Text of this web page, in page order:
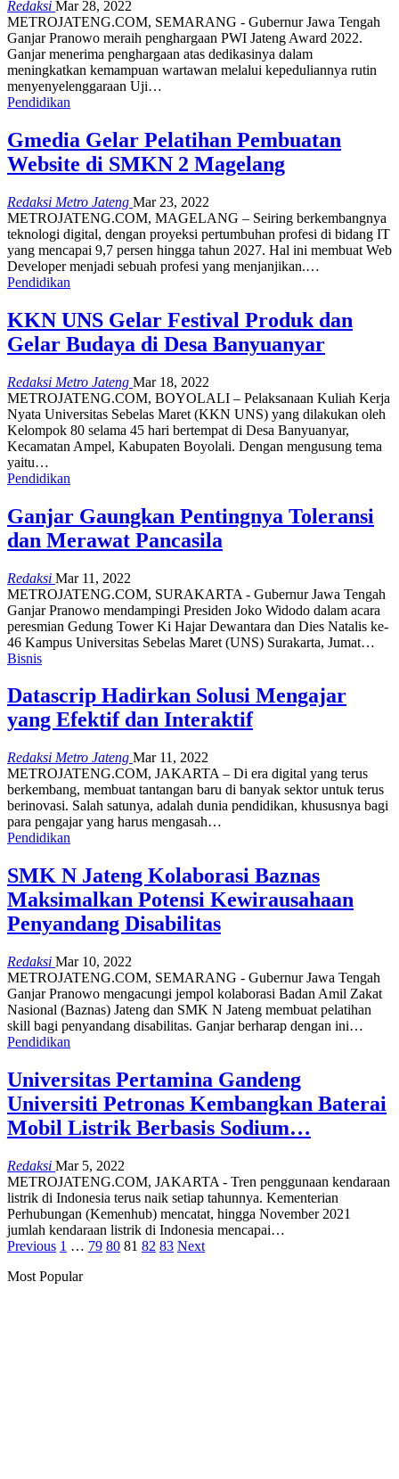
Redaksi Mar 28, 2022
METROJATENG.COM, SEMARANG - Gubernur Jawa Tengah
Ganjar Pranowo meraih penghargaan PWI Jateng Award 2022.
Ganjar menerima penghargaan atas dedikasinya dalam
meningkatkan kemampuan wartawan melalui kepeduliannya rutin
menyenyelenggaraan Uji…
Pendidikan
Gmedia Gelar Pelatihan Pembuatan
Website di SMKN 2 Magelang
Redaksi Metro Jateng Mar 23, 2022
METROJATENG.COM, MAGELANG – Seiring berkembangnya
teknologi digital, dengan proyeksi pertumbuhan profesi di bidang IT
yang mencapai 9,7 persen hingga tahun 2027. Hal ini membuat Web
Developer menjadi sebuah profesi yang menjanjikan.…
Pendidikan
KKN UNS Gelar Festival Produk dan
Gelar Budaya di Desa Banyuanyar
Redaksi Metro Jateng Mar 18, 2022
METROJATENG.COM, BOYOLALI – Pelaksanaan Kuliah Kerja
Nyata Universitas Sebelas Maret (KKN UNS) yang dilakukan oleh
Kelompok 80 selama 45 hari bertempat di Desa Banyuanyar,
Kecamatan Ampel, Kabupaten Boyolali. Dengan mengusung tema
yaitu…
Pendidikan
Ganjar Gaungkan Pentingnya Toleransi
dan Merawat Pancasila
Redaksi Mar 11, 2022
METROJATENG.COM, SURAKARTA - Gubernur Jawa Tengah
Ganjar Pranowo mendampingi Presiden Joko Widodo dalam acara
peresmian Gedung Tower Ki Hajar Dewantara dan Dies Natalis ke-
46 Kampus Universitas Sebelas Maret (UNS) Surakarta, Jumat…
Bisnis
Datascrip Hadirkan Solusi Mengajar
yang Efektif dan Interaktif
Redaksi Metro Jateng Mar 11, 2022
METROJATENG.COM, JAKARTA – Di era digital yang terus
berkembang, membuat tantangan baru di banyak sektor untuk terus
berinovasi. Salah satunya, adalah dunia pendidikan, khususnya bagi
para pengajar yang harus mengasah…
Pendidikan
SMK N Jateng Kolaborasi Baznas
Maksimalkan Potensi Kewirausahaan
Penyandang Disabilitas
Redaksi Mar 10, 2022
METROJATENG.COM, SEMARANG - Gubernur Jawa Tengah
Ganjar Pranowo mengacungi jempol kolaborasi Badan Amil Zakat
Nasional (Baznas) Jateng dan SMK N Jateng membuat pelatihan
skill bagi penyandang disabilitas. Ganjar berharap dengan ini…
Pendidikan
Universitas Pertamina Gandeng
Universiti Petronas Kembangkan Baterai
Mobil Listrik Berbasis Sodium…
Redaksi Mar 5, 2022
METROJATENG.COM, JAKARTA - Tren penggunaan kendaraan
listrik di Indonesia terus naik setiap tahunnya. Kementerian
Perhubungan (Kemenhub) mencatat, hingga November 2021
jumlah kendaraan listrik di Indonesia mencapai…
Previous 1 … 79 80 81 82 83 Next
Most Popular